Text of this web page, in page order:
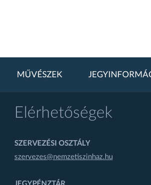
MŰVÉSZEK
Elérhetőségek
SZERVEZÉSI OSZTÁLY
szervezes@nemzetiszinhaz.hu